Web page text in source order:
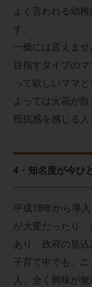
よく言われる幼
す。
一概には言えま
目指すタイプの
って欲しいママ
よっては火花が
抵抗感を感じる人
4・知名度が今ひ
平成18年から導
が大変だったり
あり、政府の見込
子育て中でも、
人、全く興味が